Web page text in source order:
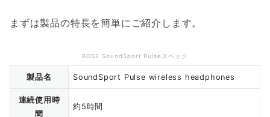
まずは製品の特長を簡単にご紹介します。
BOSE SoundSport Pulseスペック
製品名 SoundSport Pulse wireless headphones
連続使用時
間
約5時間